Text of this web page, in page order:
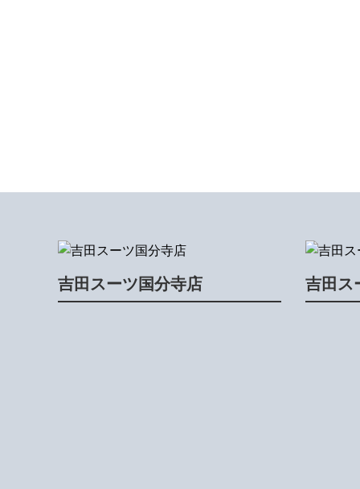
吉田スーツ国分寺店 吉田ス